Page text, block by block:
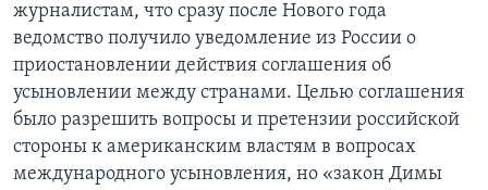
журналистам, что сразу после Нового года
ведомство получило уведомление из России о
приостановлении действия соглашения об
усыновлении между странами. Целью соглашения
было разрешить вопросы и претензии российской
стороны к американским властям в вопросах
международного усыновления, но «закон Димы